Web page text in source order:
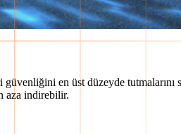
en üst düzeyde
aza indirebilir.